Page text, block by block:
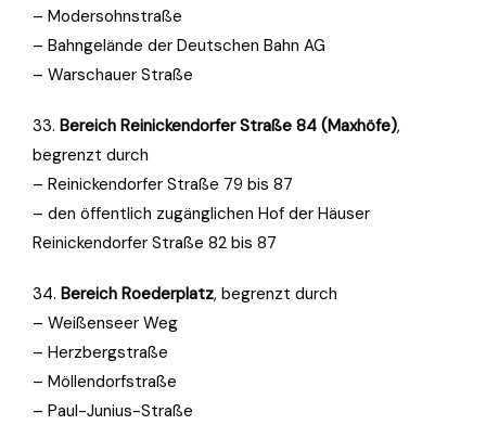
– Modersohnstraße
– Bahngelände der Deutschen Bahn AG
– Warschauer Straße
33. Bereich Reinickendorfer Straße 84 (Maxhöfe),
begrenzt durch
– Reinickendorfer Straße 79 bis 87
– den öffentlich zugänglichen Hof der Häuser
Reinickendorfer Straße 82 bis 87
34. Bereich Roederplatz, begrenzt durch
– Weißenseer Weg
– Herzbergstraße
– Möllendorfstraße
– Paul-Junius-Straße